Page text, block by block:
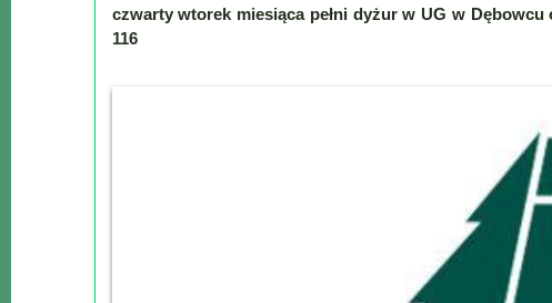
czwarty wtorek miesiąca pełni dyżur w UG w
116